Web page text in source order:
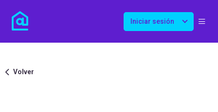
Iniciar sesión
Volver